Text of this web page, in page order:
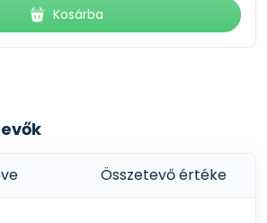
Kosárba
Összetevő értéke